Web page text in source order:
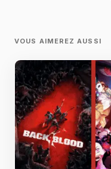
VOUS AIMEREZ AUSSI